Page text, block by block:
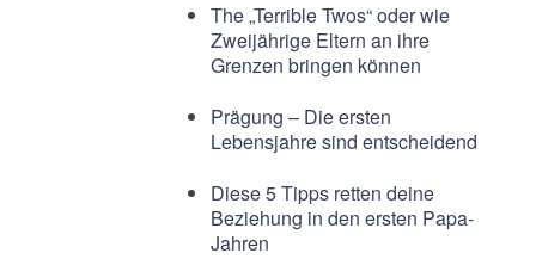
The „Terrible Twos“ oder wie
Zweijährige Eltern an ihre
Grenzen bringen können
Prägung – Die ersten
Lebensjahre sind entscheidend
Diese 5 Tipps retten deine
Beziehung in den ersten Papa-
Jahren